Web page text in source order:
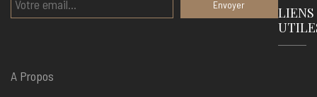
LIENS
A Propos